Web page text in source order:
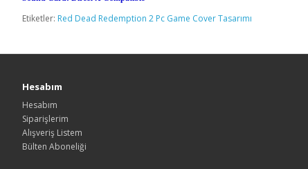
Etiketler: Red Dead Redemption 2 Pc Game Cover Tasarımı
Hesabım
Hesabım
Siparişlerim
Alışveriş Listem
Bülten Aboneliği